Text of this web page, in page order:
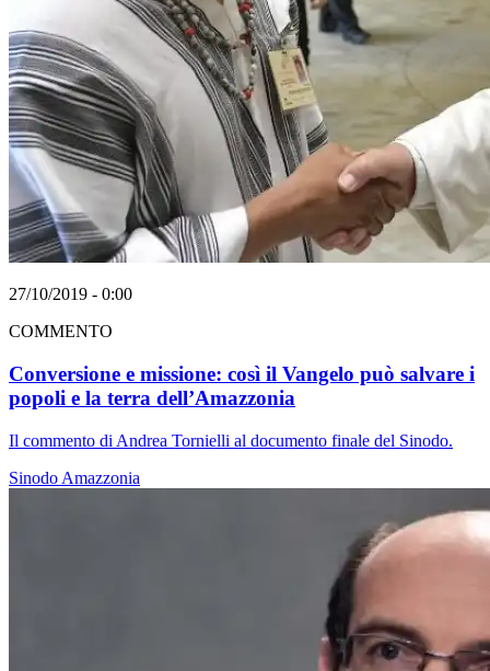
27/10/2019 - 0:00
COMMENTO
Conversione e missione: così il Vangelo può salvare i
popoli e la terra dell’Amazzonia
Il commento di Andrea Tornielli al documento finale del Sinodo.
Sinodo Amazzonia